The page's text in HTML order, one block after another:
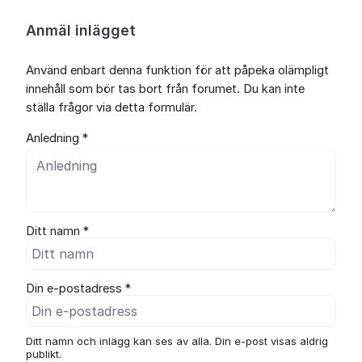
Anmäl inlägget
Använd enbart denna funktion för att påpeka olämpligt
innehåll som bör tas bort från forumet. Du kan inte
ställa frågor via detta formulär.
Anledning *
Ditt namn *
Din e-postadress *
Ditt namn och inlägg kan ses av alla. Din e-post visas aldrig
publikt.